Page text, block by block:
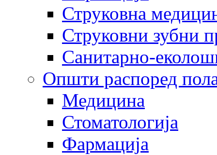
Струковна
Струковни зубни
Санитарно-
Општи распоред
Медицина
Стоматологија
Фармација